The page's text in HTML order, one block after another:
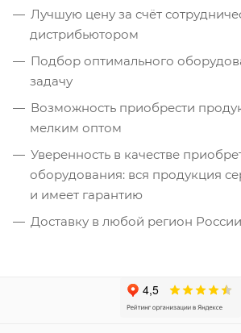
Лучшую цену за счёт
дистрибьютором
Подбор оптимального
задачу
Возможность приобрести
мелким оптом
Уверенность в качестве
оборудования: вся продукция
и имеет гарантию
Доставку в любой регион